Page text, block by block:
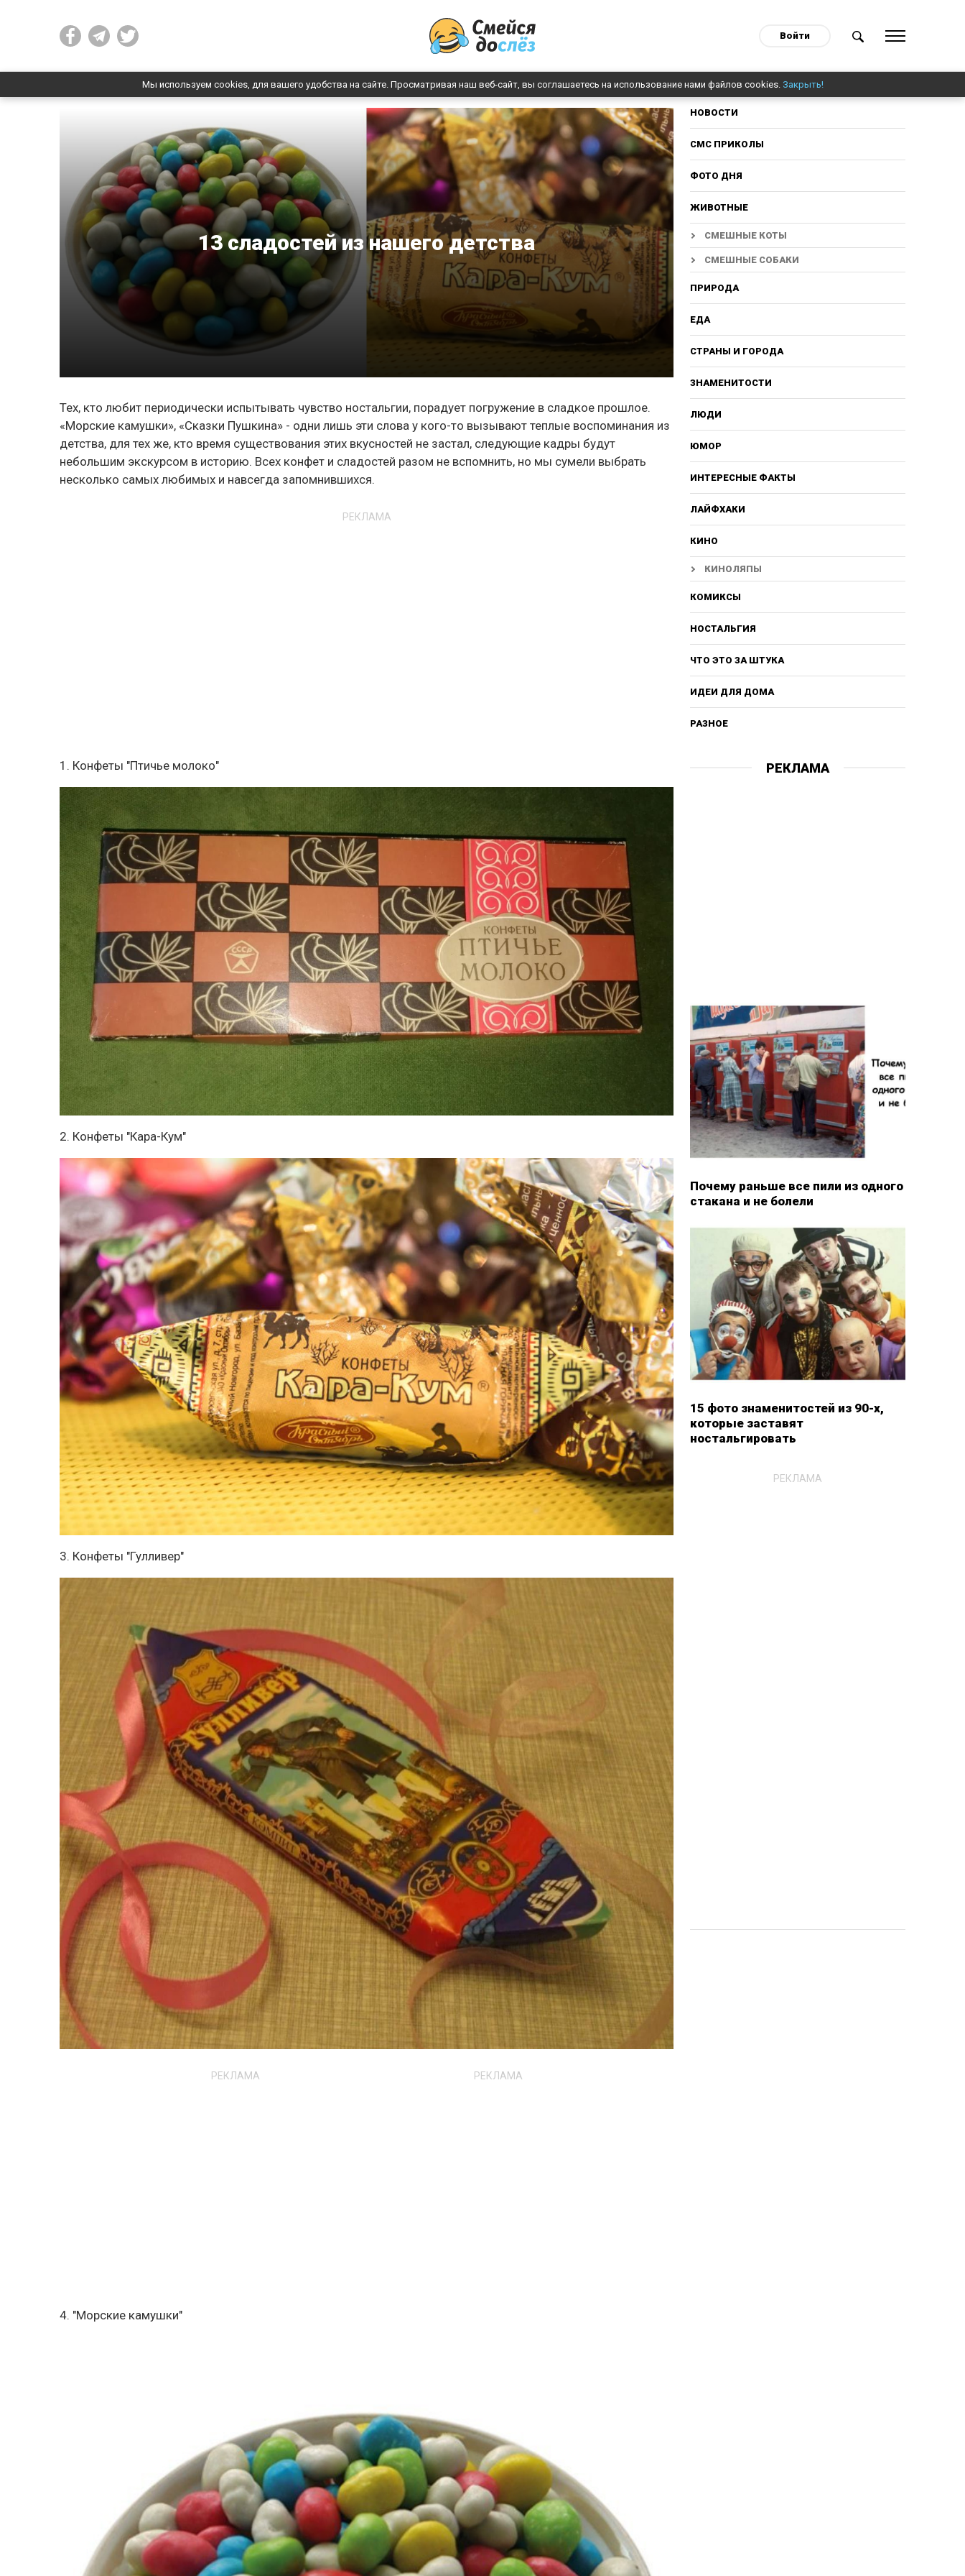
Войти
Мы используем cookies, для вашего удобства на сайте. Просматривая наш веб-сайт, вы соглашаетесь на использование нами файлов cookies. Закрыть!
13 сладостей из нашего детства
Тех, кто любит периодически испытывать чувство ностальгии, порадует погружение в сладкое прошлое.
«Морские камушки», «Сказки Пушкина» - одни лишь эти слова у кого-то вызывают теплые воспоминания из
детства, для тех же, кто время существования этих вкусностей не застал, следующие кадры будут
небольшим экскурсом в историю. Всех конфет и сладостей разом не вспомнить, но мы сумели выбрать
несколько самых любимых и навсегда запомнившихся.
РЕКЛАМА
1. Конфеты "Птичье молоко"
2. Конфеты "Кара-Кум"
3. Конфеты "Гулливер"
РЕКЛАМА РЕКЛАМА
4. "Морские камушки"
НОВОСТИ
СМС ПРИКОЛЫ
ФОТО ДНЯ
ЖИВОТНЫЕ
СМЕШНЫЕ КОТЫ
СМЕШНЫЕ СОБАКИ
ПРИРОДА
ЕДА
СТРАНЫ И ГОРОДА
ЗНАМЕНИТОСТИ
ЛЮДИ
ЮМОР
ИНТЕРЕСНЫЕ ФАКТЫ
ЛАЙФХАКИ
КИНО
КИНОЛЯПЫ
КОМИКСЫ
НОСТАЛЬГИЯ
ЧТО ЭТО ЗА ШТУКА
ИДЕИ ДЛЯ ДОМА
РАЗНОЕ
РЕКЛАМА
Почему раньше все пили из одного
стакана и не болели
15 фото знаменитостей из 90-х,
которые заставят
ностальгировать
РЕКЛАМА